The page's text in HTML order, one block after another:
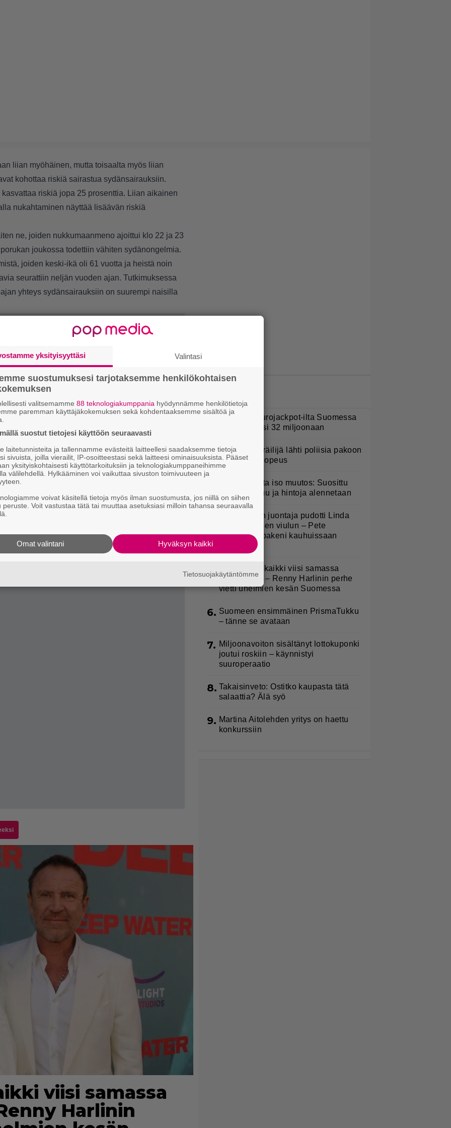
liian myöhäinen, mutta toisaalta myös liian
kohottaa riskiä sairastua sydänsairauksiin.
riskiä jopa 25 prosenttia. Liian aikainen
nukahtaminen näyttää lisäävän riskiä
ne, joiden nukkumaanmeno ajoittui klo 22 ja 23
joukossa todettiin vähiten sydänongelmia.
joiden keski-ikä oli 61 vuotta ja heistä noin
seurattiin neljän vuoden ajan. Tutkimuksessa
yhteys sydänsairauksiin on suurempi naisilla
noussut testi paljastaa
joka rentouttaa sinut minuuteissa
viisi samassa
Harlinin
Johan oli Eurojackpot-ilta Suomessa
– potti kohosi 32 miljoonaan
2. Moottoripyöräilijä lähti poliisia pakoon
– huima ylinopeus
Hesburgerilta iso muutos: Suosittu
ateria poistuu ja hintoja alennetaan
Tv-ohjelman juontaja pudotti Linda
Lampeniuksen viulun – Pete
Parkkonen pakeni kauhuissaan
5.
”Nukuimme kaikki viisi samassa
huoneessa” – Renny Harlinin perhe
vietti unelmien kesän Suomessa
6. Suomeen ensimmäinen PrismaTukku
– tänne se avataan
7. Miljoonavoiton sisältänyt lottokuponki
joutui roskiin – käynnistyi
suuroperaatio
8. Takaisinveto: Ostitko kaupasta tätä
salaattia? Älä syö
9. Martina Aitolehden yritys on haettu
konkurssiin
yksityisyyttäsi Valintasi
suostumuksesi tarjotaksemme henkilökohtaisen
valitsemamme 88 teknologiakumppania hyödynnämme henkilötietoja
paremman käyttäjäkokemuksen sekä kohdentaaksemme sisältöä ja
suostut tietojesi käyttöön seuraavasti
laitetunnisteita ja tallennamme evästeitä laitteellesi saadaksemme tietoja
sivuista, joilla vierailit, IP-osoitteestasi sekä laitteesi ominaisuuksista. Pääset
yksityiskohtaisesti käyttötarkoituksiin ja teknologiakumppaneihimme
välilehdellä. Hylkääminen voi vaikuttaa sivuston toimivuuteen ja
voivat käsitellä tietoja myös ilman suostumusta, jos niillä on siihen
peruste. Voit vastustaa tätä tai muuttaa asetuksiasi milloin tahansa seuraavalla
Hyväksyn kaikki
Omat valintani
Tietosuojakäytäntömme